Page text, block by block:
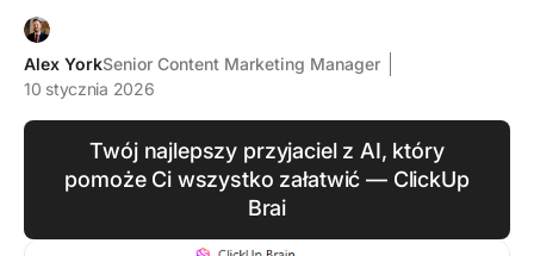
Alex YorkSenior Content Marketing Manager
10 stycznia 2026
Twój najlepszy przyjaciel z AI, który
pomoże Ci wszystko załatwić — ClickUp
Brai